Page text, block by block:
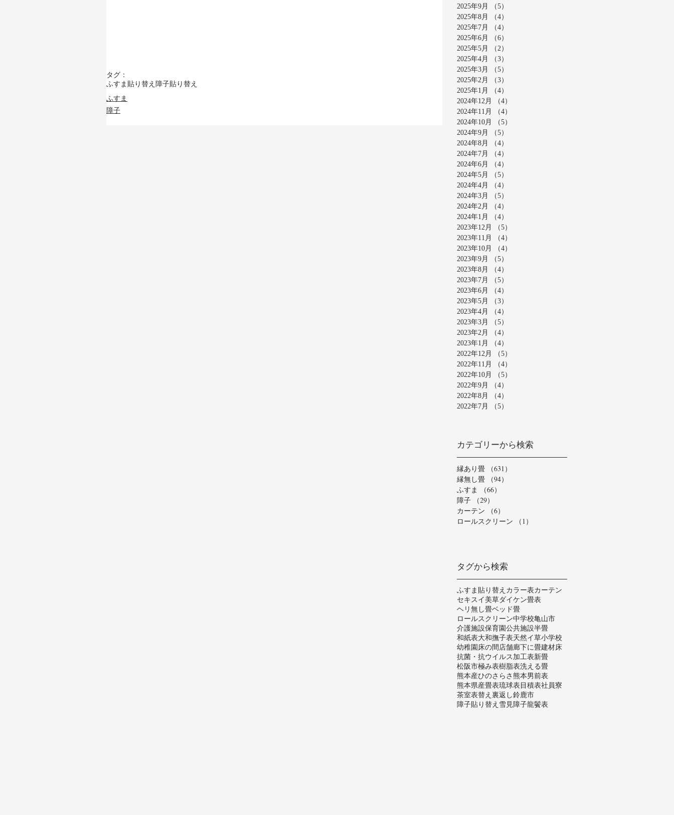
タグ：
ふすま貼り替え 障子貼り替え
ふすま
障子
2025年9月
（5）
2025年8月
（4）
2025年7月
（4）
2025年6月
（6）
2025年5月
（2）
2025年4月
（3）
2025年3月
（5）
2025年2月
（3）
2025年1月
（4）
2024年12月
（4）
2024年11月
（4）
2024年10月
（5）
2024年9月
（5）
2024年8月
（4）
2024年7月
（4）
2024年6月
（4）
2024年5月
（5）
2024年4月
（4）
2024年3月
（5）
2024年2月
（4）
2024年1月
（4）
2023年12月
（5）
2023年11月
（4）
2023年10月
（4）
2023年9月
（5）
2023年8月
（4）
2023年7月
（5）
2023年6月
（4）
2023年5月
（3）
2023年4月
（4）
2023年3月
（5）
2023年2月
（4）
2023年1月
（4）
2022年12月
（5）
2022年11月
（4）
2022年10月
（5）
2022年9月
（4）
2022年8月
（4）
2022年7月
（5）
カテゴリーから検索
縁あり畳 （631）
縁無し畳
（94）
ふすま
（66）
障子
（29）
カーテン
（6）
ロールスクリーン
（1）
タグから検索
ふすま貼り替え カラー表カーテン
セキスイ美草ダイケン畳表
ヘリ無し畳ベッド畳
ロールスクリーン中学校亀山市
介護施設保育園公共施設半畳
和紙表大和撫子表天然イ草小学校
幼稚園床の間店舗廊下に畳建材床
抗菌・抗ウイルス加工表新畳
松阪市極み表樹脂表洗える畳
熊本産ひのさらさ熊本男前表
熊本県産畳表琉球表目積表社員寮
茶室表替え 裏返し鈴鹿市
障子貼り替え 雪見障子龍鬢表